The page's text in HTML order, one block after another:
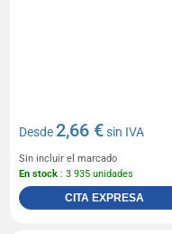
Desde2,66 €sin IVA
Sin incluir el marcado
En stock : 3 935 unidades
CITA EXPRESA